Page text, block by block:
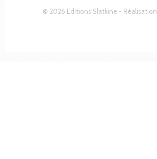
© 2026 Editions Slatkine - Réalisation